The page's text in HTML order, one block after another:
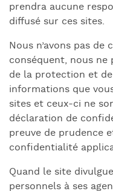
prendra aucune
diffusé sur ces sites.
Nous n’avons pas
conséquent, nous ne
de la protection et
informations que
sites et ceux-ci ne
déclaration de
preuve de prudence
confidentialité
Quand le site
personnels à ses